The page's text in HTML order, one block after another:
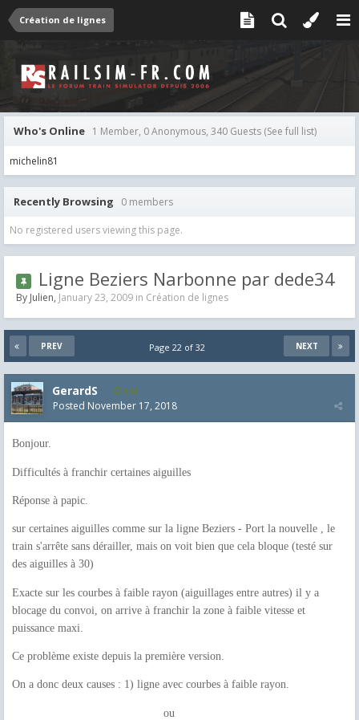
Création de lignes
Who's Online 1 Member, 0 Anonymous, 340 Guests (See full list)
michelin81
Recently Browsing 0 members
No registered users viewing this page.
Ligne Beziers Narbonne par dede34
By Julien, January 23, 2009 in Création de lignes
PREV NEXT
Page 22 of 32
GerardS 548
Posted November 17, 2018
Bonjour.
Difficultés à franchir certaines aiguilles
Réponse à papic.
sur certaines aiguilles comme sur la ligne Beziers - Port la nouvelle , le
train s'arrête sans dérailler, mais on voit bien que cela bloque (testé sur
des aiguilles à 30)
Exacte sur les courbes à faible rayon (aiguillages entre autres) il y a
blocage du convoi, on arrive à franchir la zone à faible vitesse et
puissance maxi.
Ce problème existe depuis la première version.
On a donc deux causes : 1) ligne avec courbes à faible rayon.
ou